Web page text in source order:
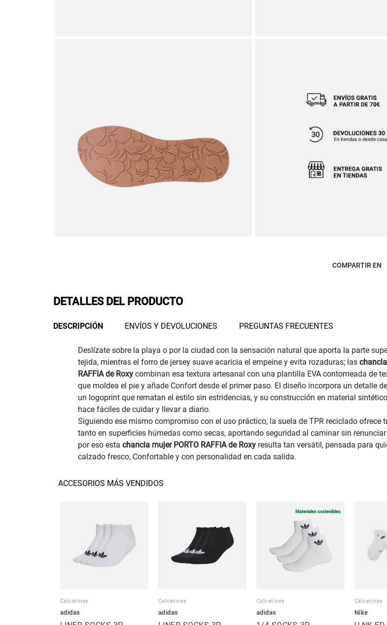
COMPARTIR EN
DETALLES DEL PRODUCTO
DESCRIPCIÓN ENVÍOS Y DEVOLUCIONES PREGUNTAS FRECUENTES
Deslízate sobre la playa o por la ciudad con la sensación natural que aporta la parte
tejida, mientras el forro de jersey suave acaricia el empeine y evita rozaduras; las
RAFFIA de Roxycombinan esa textura artesanal con una plantilla EVA contorneada de
que moldea el pie y añade Confort desde el primer paso. El diseño incorpora un detalle
un logoprint que rematan el estilo sin estridencias, y su construcción en material
hace fáciles de cuidar y llevar a diario.
Siguiendo ese mismo compromiso con el uso práctico, la suela de TPR reciclado ofrece
tanto en superficies húmedas como secas, aportando seguridad al caminar sin
por eso esta chancla mujer PORTO RAFFIA de Roxyresulta tan versátil, pensada para
calzado fresco, Confortable y con personalidad en cada salida.
ACCESORIOS MÁS VENDIDOS
Calcetines
adidas
Calcetines
adidas
Materiales sostenibles
Calcetines
adidas
Calcetines
Nike